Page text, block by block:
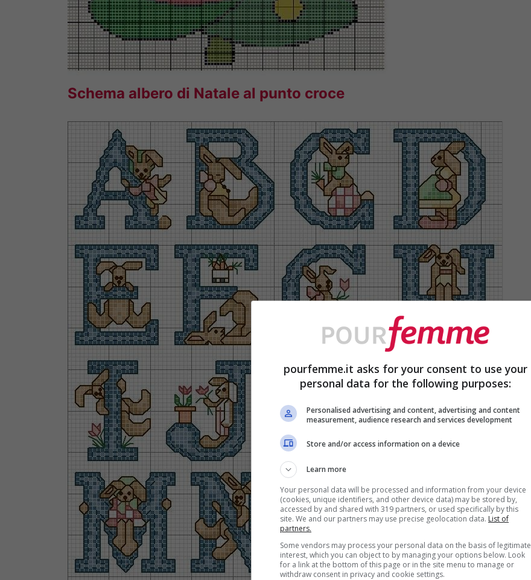
Schema albero di Natale al punto croce
pourfemme.it asks for your consent to use your
personal data for the following purposes:
Personalised advertising and content, advertising and content
measurement, audience research and services development
Store and/or access information on a device
Learn more
Your personal data will be processed and information from your device
(cookies, unique identifiers, and other device data) may be stored by,
accessed by and shared with 319 partners, or used specifically by this
site. We and our partners may use precise geolocation data. List of
partners.
Some vendors may process your personal data on the basis of legitimate
interest, which you can object to by managing your options below. Look
for a link at the bottom of this page or in the site menu to manage or
withdraw consent in privacy and cookie settings.